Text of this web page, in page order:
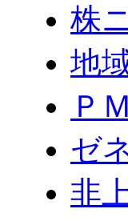
株
地
Ｐ
ゼ
非